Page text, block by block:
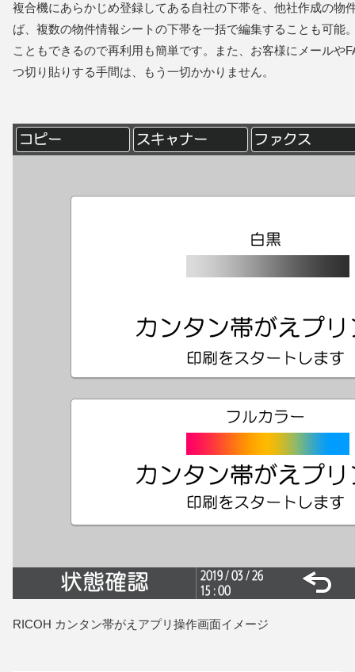
複合機にあらかじめ登録してある⾃社の下帯を、他社作成の
ば、複数の物件情報シートの下帯を⼀括で編集することも可
こともできるので再利⽤も簡単です。また、お客様にメール
つ切り貼りする⼿間は、もう⼀切かかりません。
RICOH カンタン帯がえアプリ操作画⾯イメージ